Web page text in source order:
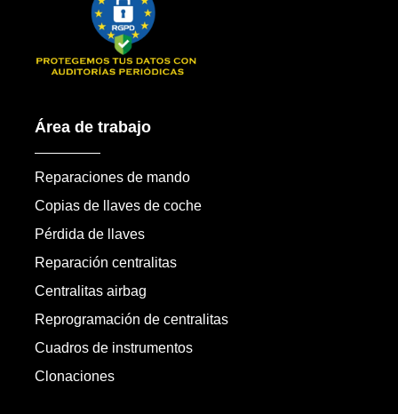
Área de trabajo
Reparaciones de mando
Copias de llaves de coche
Pérdida de llaves
Reparación centralitas
Centralitas airbag
Reprogramación de centralitas
Cuadros de instrumentos
Clonaciones